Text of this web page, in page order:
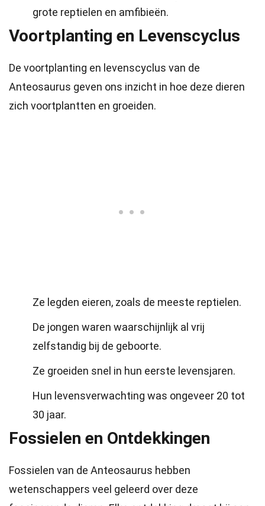
grote reptielen en amfibieën.
Voortplanting en Levenscyclus
De voortplanting en levenscyclus van de
Anteosaurus geven ons inzicht in hoe deze dieren
zich voortplantten en groeiden.
Ze legden eieren, zoals de meeste reptielen.
De jongen waren waarschijnlijk al vrij
zelfstandig bij de geboorte.
Ze groeiden snel in hun eerste levensjaren.
Hun levensverwachting was ongeveer 20 tot
30 jaar.
Fossielen en Ontdekkingen
Fossielen van de Anteosaurus hebben
wetenschappers veel geleerd over deze